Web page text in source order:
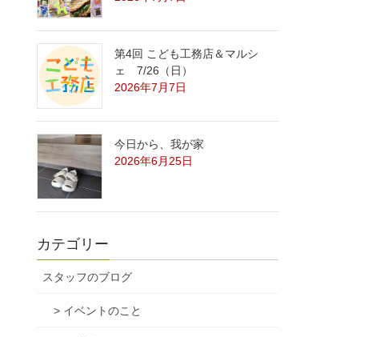
第4回 こども工務店＆マルシ
ェ 7/26（日）
2026年7月7日
今日から、我が家
2026年6月25日
カテゴリー
スタッフのブログ
> イベントのこと